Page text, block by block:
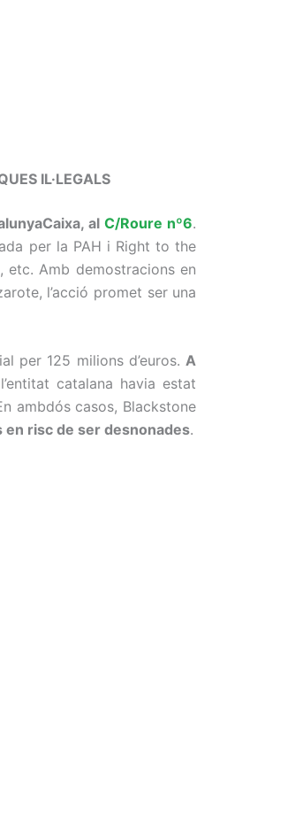
IL·LEGALS
al C/Roure nº6.
per la PAH i Right to the
etc. Amb demostracions en
l’acció promet ser una
per 125 milionsd’euros. A
catalana havia estat
ambdós casos, Blackstone
risc de ser desnonades.